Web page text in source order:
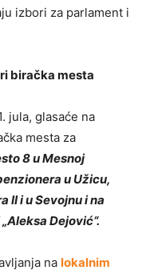
izbori za parlament i
biračka mesta
jula, glasaće na
mesta za
8 u Mesnoj
u Užicu,
II i u Sevojnu i na
Dejović“.
na lokalnim